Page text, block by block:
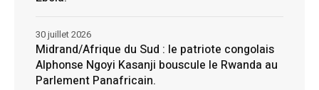
Midrand/Afrique du Sud : le patriote congolais
Alphonse Ngoyi Kasanji bouscule le Rwanda au
Parlement Panafricain.
30 juillet 2026